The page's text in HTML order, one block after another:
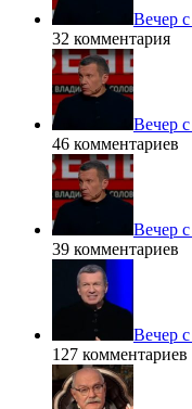
Вечер
32 комментария
Вечер
46 комментариев
Вечер
39 комментариев
Вечер
127 комментариев